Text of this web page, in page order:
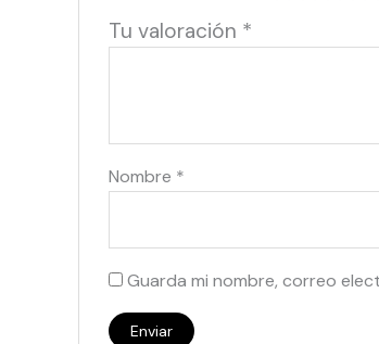
Tu valoración *
Nombre *
Guarda mi nombre, correo